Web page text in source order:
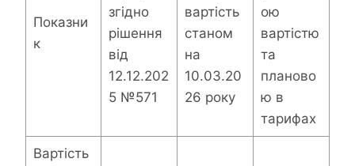
Показни
к
згідно
рішення
від
12.12.202
5 №571
вартість
станом
на
10.03.20
26 року
ою
вартістю
та
планово
ю в
тарифах
Вартість